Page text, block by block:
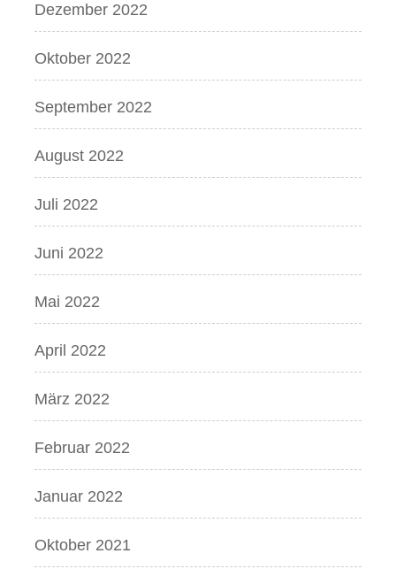
Dezember 2022
Oktober 2022
September 2022
August 2022
Juli 2022
Juni 2022
Mai 2022
April 2022
März 2022
Februar 2022
Januar 2022
Oktober 2021